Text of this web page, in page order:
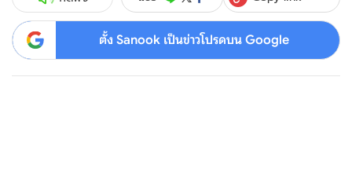
ตั้ง Sanook เป็นข่าวโปรดบน Google